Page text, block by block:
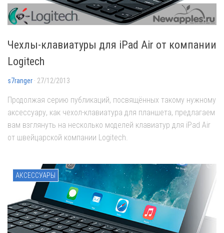
Чехлы-клавиатуры для iPad Air от компании
Logitech
s7ranger · 27/12/2013
Продолжая серию публикаций, посвящённых такому нужному
аксессуару, как чехол-клавиатура для планшета, предлагаем
вам взглянуть на несколько моделей клавиатур для iPad Air
от швейцарской компании Logitech.
АКСЕССУАРЫ